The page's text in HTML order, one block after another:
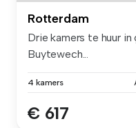
Rotterdam
Drie kamers te huur
Buytewech...
4 kamers
€ 617